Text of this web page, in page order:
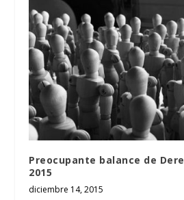
Preocupante balance de
2015
diciembre 14, 2015